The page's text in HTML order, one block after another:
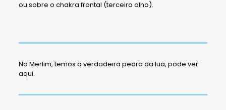
ou sobre o chakra frontal (terceiro olho).
No Merlim, temos a verdadeira pedra da lua, pode ver
aqui.